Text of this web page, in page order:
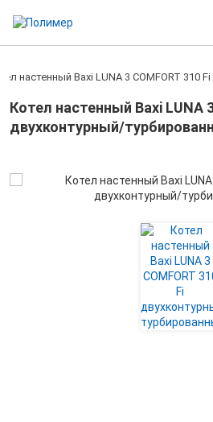
настенный Baxi LUNA 3 COMFORT 310
Котел настенный Baxi LUNA
двухконтурный/